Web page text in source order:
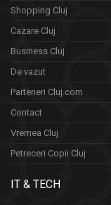
Shopping Cluj
Cazare Cluj
Business Cluj
De vazut
Parteneri Cluj.com
Contact
Vremea Cluj
Petreceri Copii Cluj
IT & TECH